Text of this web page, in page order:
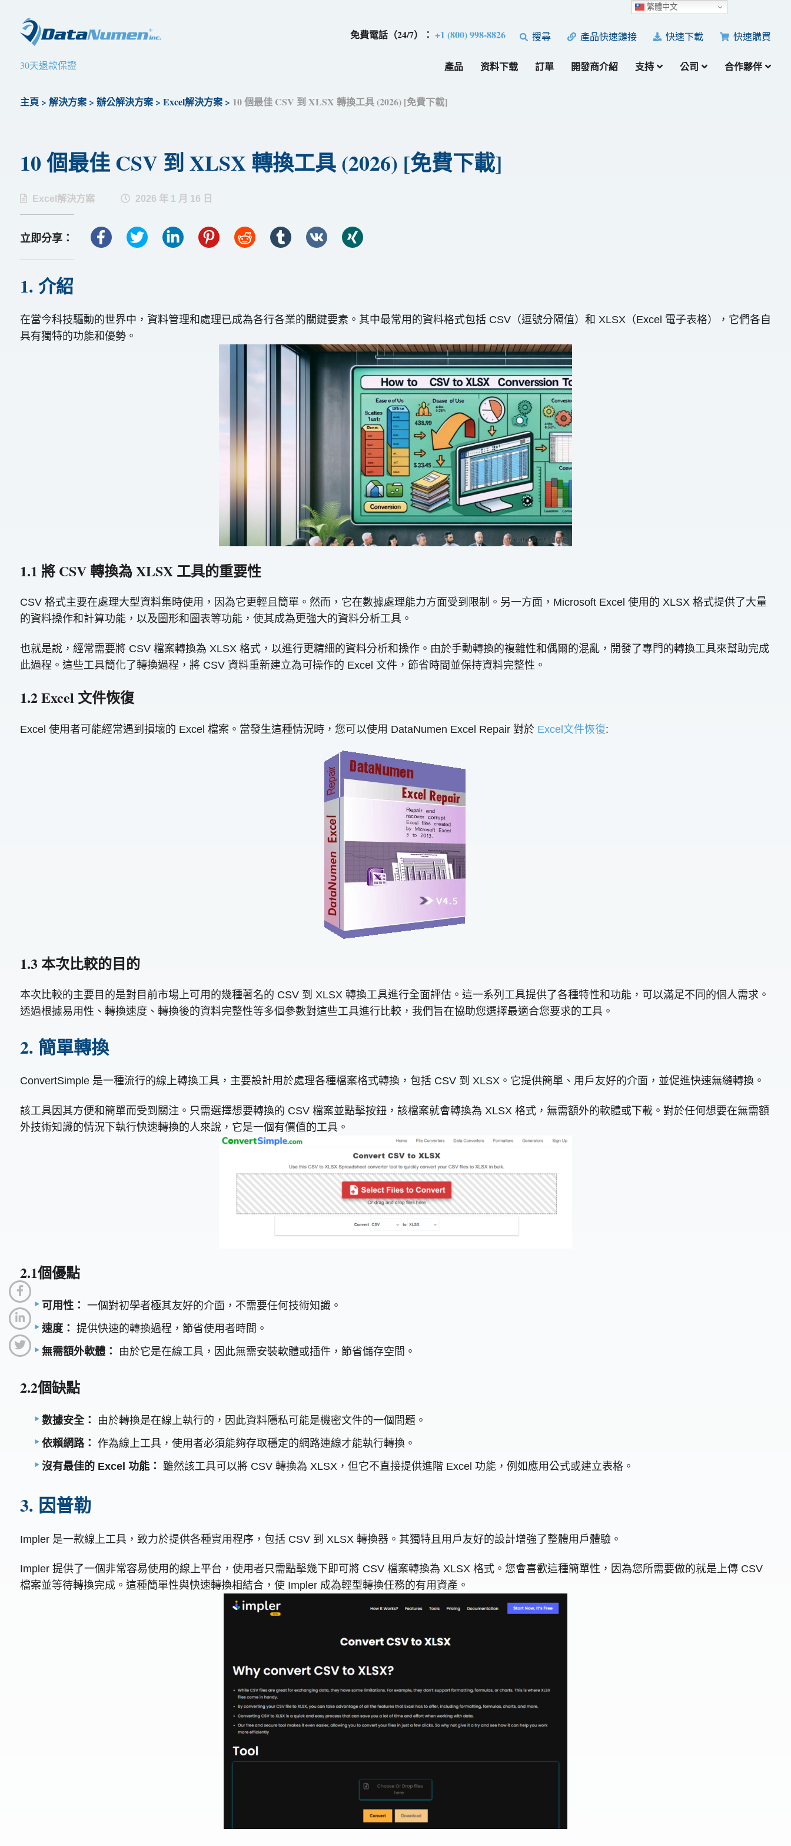
免費電話（24/7）：+1 (800) 998-8826 搜尋 產品快速鏈接 快速下載 快速購買
30天退款保證 產品 资料下载 訂單 開發商介紹 支持 公司 合作夥伴
主頁> 解決方案 > 辦公解決方案> Excel解決方案> 10 個最佳 CSV 到 XLSX 轉換工具 (2026) [免費下載]
10 個最佳 CSV 到 XLSX 轉換工具 (2026) [免費下載]
Excel解決方案 2026 年 1 月 16 日
立即分享：
1. 介紹
在當今科技驅動的世界中，資料管理和處理已成為各行各業的關鍵要素。其中最常用的資料格式包括 CSV（逗號分隔值）和 XLSX（Excel 電子表格），它們各自
具有獨特的功能和優勢。
1.1 將 CSV 轉換為 XLSX 工具的重要性
CSV 格式主要在處理大型資料集時使用，因為它更輕且簡單。然而，它在數據處理能力方面受到限制。另一方面，Microsoft Excel 使用的 XLSX 格式提供了大量
的資料操作和計算功能，以及圖形和圖表等功能，使其成為更強大的資料分析工具。
也就是說，經常需要將 CSV 檔案轉換為 XLSX 格式，以進行更精細的資料分析和操作。由於手動轉換的複雜性和偶爾的混亂，開發了專門的轉換工具來幫助完成
此過程。這些工具簡化了轉換過程，將 CSV 資料重新建立為可操作的 Excel 文件，節省時間並保持資料完整性。
1.2 Excel 文件恢復
Excel 使用者可能經常遇到損壞的 Excel 檔案。當發生這種情況時，您可以使用 DataNumen Excel Repair 對於 Excel文件恢復:
1.3 本次比較的目的
本次比較的主要目的是對目前市場上可用的幾種著名的 CSV 到 XLSX 轉換工具進行全面評估。這一系列工具提供了各種特性和功能，可以滿足不同的個人需求。
透過根據易用性、轉換速度、轉換後的資料完整性等多個參數對這些工具進行比較，我們旨在協助您選擇最適合您要求的工具。
2. 簡單轉換
ConvertSimple 是一種流行的線上轉換工具，主要設計用於處理各種檔案格式轉換，包括 CSV 到 XLSX。它提供簡單、用戶友好的介面，並促進快速無縫轉換。
該工具因其方便和簡單而受到關注。只需選擇想要轉換的 CSV 檔案並點擊按鈕，該檔案就會轉換為 XLSX 格式，無需額外的軟體或下載。對於任何想要在無需額
外技術知識的情況下執行快速轉換的人來說，它是一個有價值的工具。
2.1個優點
可用性： 一個對初學者極其友好的介面，不需要任何技術知識。
速度： 提供快速的轉換過程，節省使用者時間。
無需額外軟體：
由於它是在線工具，因此無需安裝軟體或插件，節省儲存空間。
2.2個缺點
數據安全：
由於轉換是在線上執行的，因此資料隱私可能是機密文件的一個問題。
依賴網路： 作為線上工具，使用者必須能夠存取穩定的網路連線才能執行轉換。
沒有最佳的 Excel 功能：
雖然該工具可以將 CSV 轉換為 XLSX，但它不直接提供進階 Excel 功能，例如應用公式或建立表格。
3. 因普勒
Impler 是一款線上工具，致力於提供各種實用程序，包括 CSV 到 XLSX 轉換器。其獨特且用戶友好的設計增強了整體用戶體驗。
Impler 提供了一個非常容易使用的線上平台，使用者只需點擊幾下即可將 CSV 檔案轉換為 XLSX 格式。您會喜歡這種簡單性，因為您所需要做的就是上傳 CSV
檔案並等待轉換完成。這種簡單性與快速轉換相結合，使 Impler 成為輕型轉換任務的有用資產。
繁體中文